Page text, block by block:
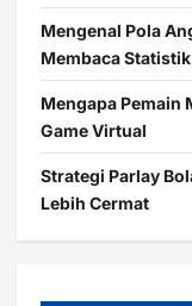
Mengenal Pola
Membaca
Mengapa Pemain
Game Virtual
Strategi Parlay
Lebih Cermat